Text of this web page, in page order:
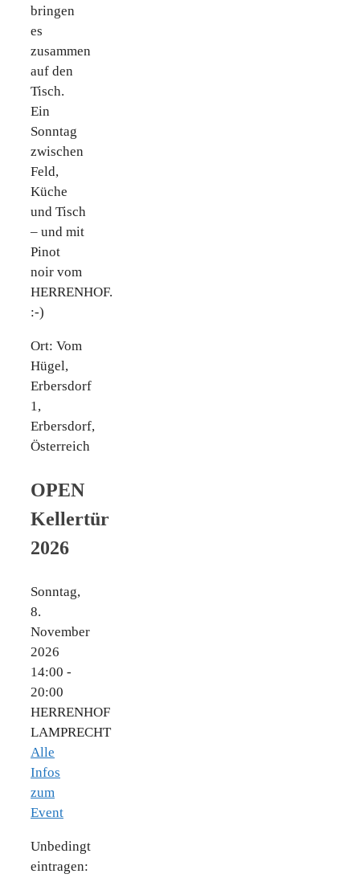
bringen
es
zusammen
auf den
Tisch.
Ein
Sonntag
zwischen
Feld,
Küche
und Tisch
– und mit
Pinot
noir vom
HERRENHOF.
:-)
Ort: Vom
Hügel,
Erbersdorf
1,
Erbersdorf,
Österreich
OPEN
Kellertür
2026
Sonntag,
8.
November
2026
14:00 -
20:00
HERRENHOF
LAMPRECHT
Alle
Infos
zum
Event
Unbedingt
eintragen: